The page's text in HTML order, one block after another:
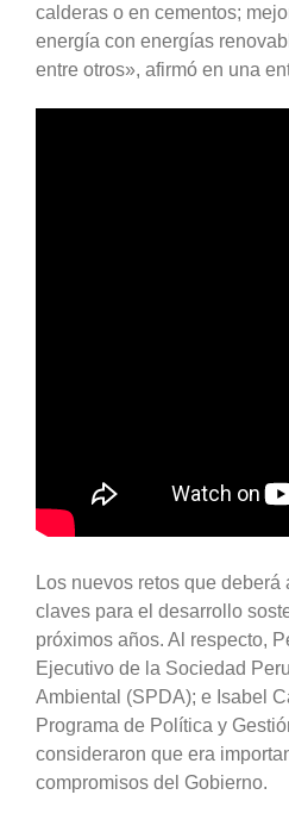
calderas o en cementos;
energía con energías
entre otros», afirmó en una
Los nuevos retos que deberá
claves para el desarrollo
próximos años. Al respecto,
Ejecutivo de la Sociedad
Ambiental (SPDA); e Isabel
Programa de Política y
consideraron que era
compromisos del Gobierno.